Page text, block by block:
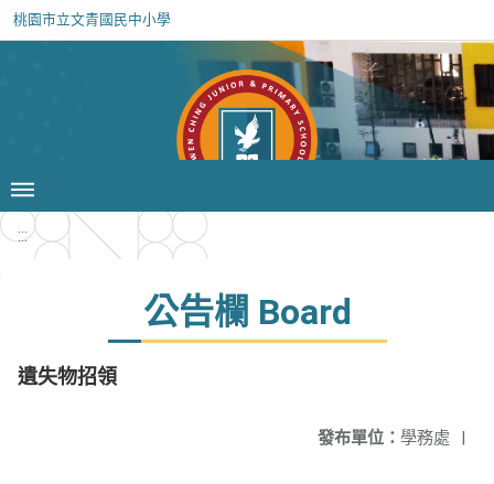
桃園市立文青國民中小學
:::
公告欄 Board
遺失物招領
發布單位： 學務處 |